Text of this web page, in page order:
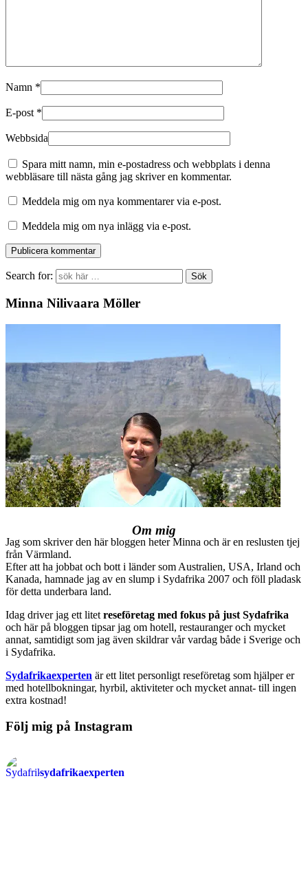
Namn *
E-post *
Webbsida
Spara mitt namn, min e-postadress och webbplats i denna
webbläsare till nästa gång jag skriver en kommentar.
Meddela mig om nya kommentarer via e-post.
Meddela mig om nya inlägg via e-post.
Search for:
Minna Nilivaara Möller
Om mig
Jag som skriver den här bloggen heter Minna och är en reslusten tjej
från Värmland.
Efter att ha jobbat och bott i länder som Australien, USA, Irland och
Kanada, hamnade jag av en slump i Sydafrika 2007 och föll pladask
för detta underbara land.
Idag driver jag ett litet reseföretag med fokus på just Sydafrika
och här på bloggen tipsar jag om hotell, restauranger och mycket
annat, samtidigt som jag även skildrar vår vardag både i Sverige och
i Sydafrika.
Sydafrikaexperten är ett litet personligt reseföretag som hjälper er
med hotellbokningar, hyrbil, aktiviteter och mycket annat- till ingen
extra kostnad!
Följ mig på Instagram
sydafrikaexperten